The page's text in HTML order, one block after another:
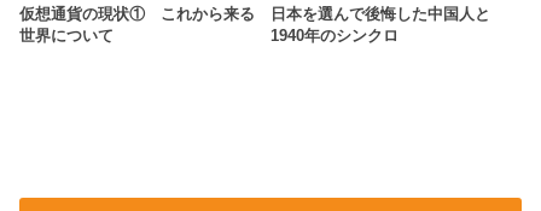
仮想通貨の現状① これから来る
世界について
日本を選んで後悔した中国人と
1940年のシンクロ